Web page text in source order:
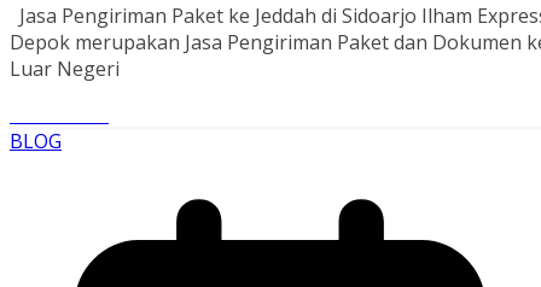
Jasa Pengiriman Paket ke Jeddah di Sidoarjo Ilham
Depok merupakan Jasa Pengiriman Paket dan Dokumen
Luar Negeri
BLOG